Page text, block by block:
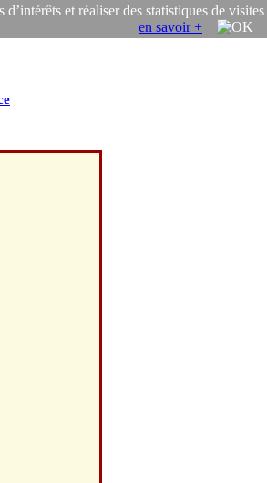
et réaliser des statistiques de visites
en savoir +